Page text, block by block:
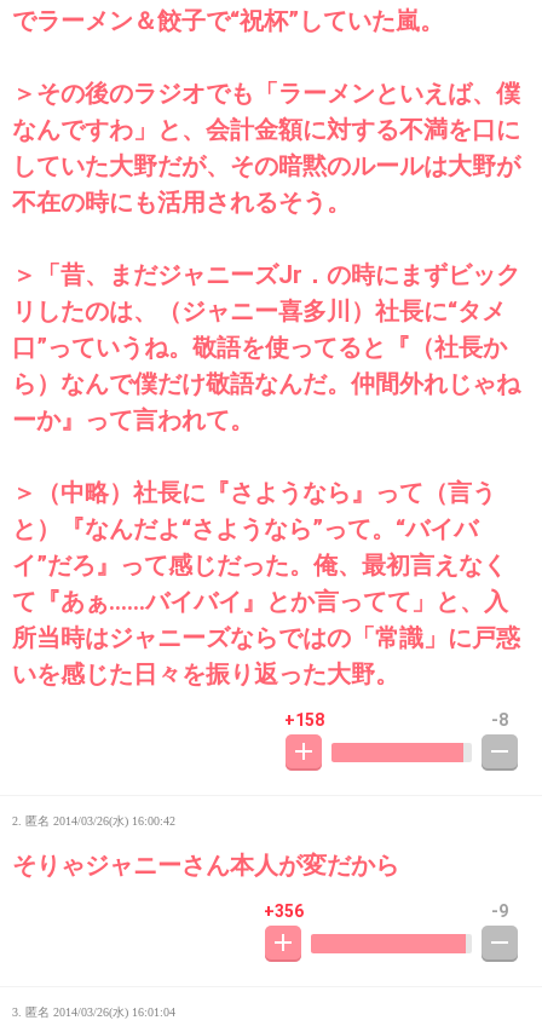
でラーメン＆餃子で“祝杯”していた嵐。
＞その後のラジオでも「ラーメンといえば、僕
なんですわ」と、会計金額に対する不満を口に
していた大野だが、その暗黙のルールは大野が
不在の時にも活用されるそう。
＞「昔、まだジャニーズJr．の時にまずビック
リしたのは、（ジャニー喜多川）社長に“タメ
口”っていうね。敬語を使ってると『（社長か
ら）なんで僕だけ敬語なんだ。仲間外れじゃね
ーか』って言われて。
＞（中略）社長に『さようなら』って（言う
と）『なんだよ“さようなら”って。“バイバ
イ”だろ』って感じだった。俺、最初言えなく
て『あぁ……バイバイ』とか言ってて」と、入
所当時はジャニーズならではの「常識」に戸惑
いを感じた日々を振り返った大野。
+158 -8
2. 匿名 2014/03/26(水) 16:00:42
そりゃジャニーさん本人が変だから
+356 -9
3. 匿名 2014/03/26(水) 16:01:04